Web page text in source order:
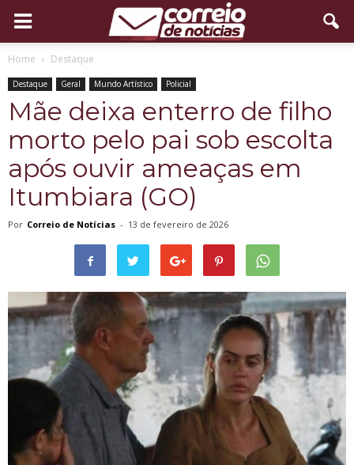
Home Destaque
Destaque Geral Mundo Artístico Policial
Mãe deixa enterro de filho
morto pelo pai sob escolta
após ouvir ameaças em
Itumbiara (GO)
Por Correio de Notícias - 13 de fevereiro de 2026